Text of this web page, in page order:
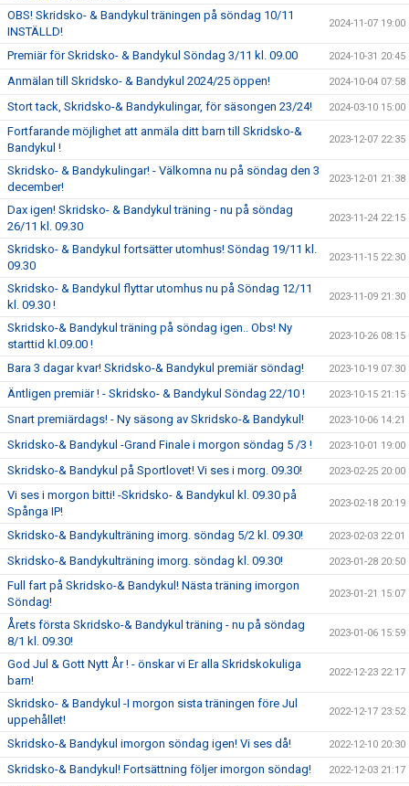
OBS! Skridsko- & Bandykul träningen på söndag 10/11
INSTÄLLD!
2024-11-07 19:00
Premiär för Skridsko- & Bandykul Söndag 3/11 kl. 09.00 2024-10-31 20:45
Anmälan till Skridsko- & Bandykul 2024/25 öppen! 2024-10-04 07:58
Stort tack, Skridsko-& Bandykulingar, för säsongen 23/24! 2024-03-10 15:00
Fortfarande möjlighet att anmäla ditt barn till Skridsko-&
Bandykul !
2023-12-07 22:35
Skridsko- & Bandykulingar! - Välkomna nu på söndag den 3
december!
2023-12-01 21:38
Dax igen! Skridsko- & Bandykul träning - nu på söndag
26/11 kl. 09.30
2023-11-24 22:15
Skridsko- & Bandykul fortsätter utomhus! Söndag 19/11 kl.
09.30
2023-11-15 22:30
Skridsko- & Bandykul flyttar utomhus nu på Söndag 12/11
kl. 09.30 !
2023-11-09 21:30
Skridsko-& Bandykul träning på söndag igen.. Obs! Ny
starttid kl.09.00 !
2023-10-26 08:15
Bara 3 dagar kvar! Skridsko-& Bandykul premiär söndag! 2023-10-19 07:30
Äntligen premiär ! - Skridsko- & Bandykul Söndag 22/10 ! 2023-10-15 21:15
Snart premiärdags! - Ny säsong av Skridsko-& Bandykul! 2023-10-06 14:21
Skridsko-& Bandykul -Grand Finale i morgon söndag 5 /3 ! 2023-10-01 19:00
Skridsko-& Bandykul på Sportlovet! Vi ses i morg. 09.30! 2023-02-25 20:00
Vi ses i morgon bitti! -Skridsko- & Bandykul kl. 09.30 på
Spånga IP!
2023-02-18 20:19
Skridsko-& Bandykulträning imorg. söndag 5/2 kl. 09.30! 2023-02-03 22:01
Skridsko-& Bandykulträning imorg. söndag kl. 09.30! 2023-01-28 20:50
Full fart på Skridsko-& Bandykul! Nästa träning imorgon
Söndag!
2023-01-21 15:07
Årets första Skridsko-& Bandykul träning - nu på söndag
8/1 kl. 09.30!
2023-01-06 15:59
God Jul & Gott Nytt År ! - önskar vi Er alla Skridskokuliga
barn!
2022-12-23 22:17
Skridsko- & Bandykul -I morgon sista träningen före Jul
uppehållet!
2022-12-17 23:52
Skridsko-& Bandykul imorgon söndag igen! Vi ses då! 2022-12-10 20:30
Skridsko-& Bandykul! Fortsättning följer imorgon söndag! 2022-12-03 21:17